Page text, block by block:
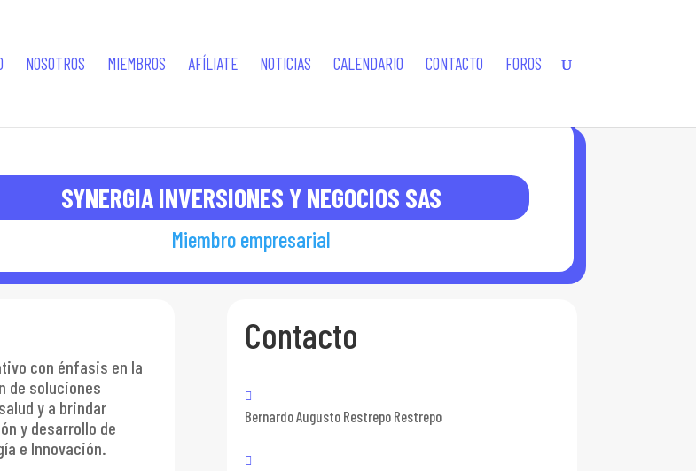
NOSOTROS MIEMBROS AFÍLIATE NOTICIAS CALENDARIO CONTACTO FOROS
SYNERGIA INVERSIONES Y NEGOCIOS SAS
Miembro empresarial
con énfasis en la
de soluciones
y a brindar
y desarrollo de
e Innovación.
Contacto
Bernardo Augusto Restrepo Restrepo